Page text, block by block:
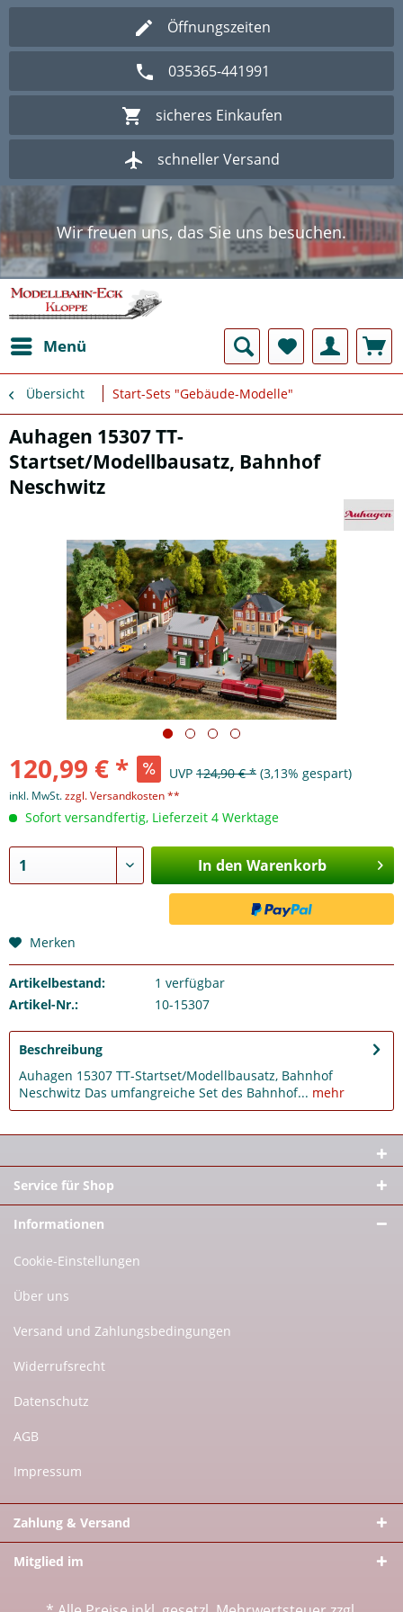
Öffnungszeiten
035365-441991
sicheres Einkaufen
schneller Versand
Wir freuen uns, das Sie uns besuchen.
Herzlich Willkommen im Onlineshop
Modellbahn - Eck Kloppe.
Wir freuen uns, das Sie uns besuchen.
Herzlich Willkommen im Onlineshop
Modellbahn - Eck Kloppe.
Menü
Übersicht Start-Sets "Gebäude-Modelle"
Auhagen 15307 TT-
Startset/Modellbausatz, Bahnhof
Neschwitz
120,99 € * UVP 124,90 € * (3,13% gespart)
inkl. MwSt.zzgl. Versandkosten **
Sofort versandfertig, Lieferzeit 4 Werktage
In den Warenkorb
Merken
Artikelbestand: 1 verfügbar
Artikel-Nr.:
10-15307
Beschreibung
Auhagen 15307 TT-Startset/Modellbausatz, Bahnhof
Neschwitz Das umfangreiche Set des Bahnhof... mehr
Service für Shop
Informationen
Cookie-Einstellungen
Über uns
Versand und Zahlungsbedingungen
Widerrufsrecht
Datenschutz
AGB
Impressum
Zahlung & Versand
Mitglied im